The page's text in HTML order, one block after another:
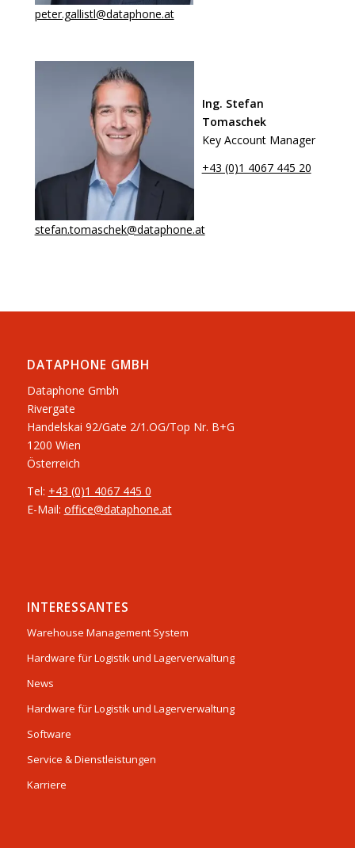
peter.gallistl@dataphone.at
Ing. Stefan
Tomaschek
Key Account Manager
+43 (0)1 4067 445 20
stefan.tomaschek@dataphone.at
DATAPHONE GMBH
Dataphone Gmbh
Rivergate
​Handelskai 92/Gate 2/1.OG/Top Nr. B+G
1200 Wien
Österreich
Tel: +43 (0)1 4067 445 0
E-Mail: office@dataphone.at
INTERESSANTES
Warehouse Management System
Hardware für Logistik und Lagerverwaltung
News
Hardware für Logistik und Lagerverwaltung
Software
Service & Dienstleistungen
Karriere